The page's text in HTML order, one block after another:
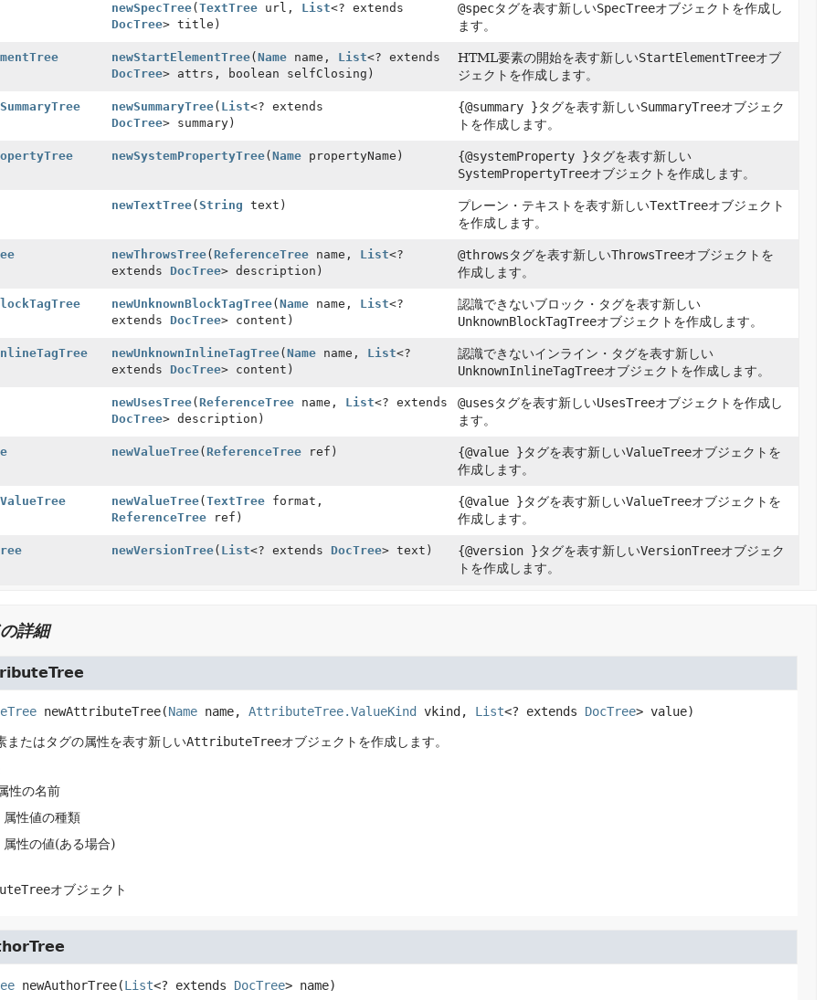
newSpecTree( TextTreeurl, List<? extends
DocTree> title)
@specタグを表す新しいSpecTreeオブジェクトを作成し
ます。
newStartElementTree( Namename, List<? extends
DocTree> attrs, boolean selfClosing)
HTML要素の開始を表す新しいStartElementTreeオブ
ジェクトを作成します。
SummaryTree newSummaryTree( List<? extends
DocTree> summary)
{@summary }タグを表す新しいSummaryTreeオブジェク
トを作成します。
newSystemPropertyTree( NamepropertyName) {@systemProperty }タグを表す新しい
SystemPropertyTreeオブジェクトを作成します。
newTextTree( String text) プレーン・テキストを表す新しいTextTreeオブジェクト
を作成します。
newThrowsTree( ReferenceTreename, List<?
extends DocTree> description)
@throwsタグを表す新しいThrowsTreeオブジェクトを
作成します。
newUnknownBlockTagTree( Namename, List<?
extends DocTree> content)
認識できないブロック・タグを表す新しい
UnknownBlockTagTreeオブジェクトを作成します。
newUnknownInlineTagTree( Namename, List<?
extends DocTree> content)
認識できないインライン・タグを表す新しい
UnknownInlineTagTreeオブジェクトを作成します。
newUsesTree( ReferenceTreename, List<? extends
DocTree> description)
@usesタグを表す新しいUsesTreeオブジェクトを作成し
ます。
newValueTree( ReferenceTreeref) {@value }タグを表す新しいValueTreeオブジェクトを
作成します。
ValueTree newValueTree( TextTreeformat,
ReferenceTreeref)
{@value }タグを表す新しいValueTreeオブジェクトを
作成します。
newVersionTree( List<? extends DocTree> text) {@version }タグを表す新しいVersionTreeオブジェク
トを作成します。
詳細
newAttributeTree(Name name, AttributeTree.ValueKind vkind, List<? extends DocTree> value)
たはタグの属性を表す新しいAttributeTreeオブジェクトを作成します。
性の名前
属性値の種類
性の値(ある場合)
オブジェクト
newAuthorTree(List<? extends DocTree> name)